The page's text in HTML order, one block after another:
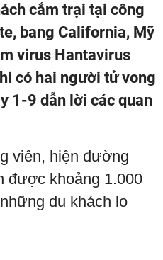
cắm trại tại công
bang California, Mỹ
virus Hantavirus
có hai người tử vong
1-9 dẫn lời các quan
viên, hiện đường
được khoảng 1.000
du khách lo